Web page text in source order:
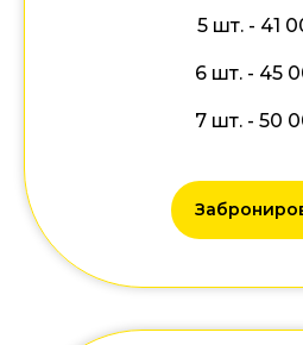
5 шт. - 41
6 шт. - 45
7 шт. - 50